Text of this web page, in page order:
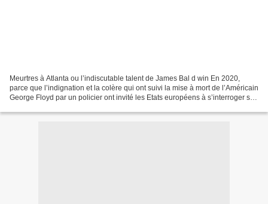
Meurtres à Atlanta ou l’indiscutable talent de James Bal d win En 2020,
parce que l’indignation et la colère qui ont suivi la mise à mort de l’Américain
George Floyd par un policier ont invité les Etats européens à s’interroger sur